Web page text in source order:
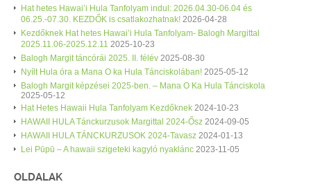
Hat hetes Hawai’i Hula Tanfolyam indul: 2026.04.30-06.04 és
06.25.-07.30. KEZDŐK is csatlakozhatnak! 2026-04-28
Kezdőknek Hat hetes Hawai’i Hula Tanfolyam- Balogh Margittal
2025.11.06-2025.12.11 2025-10-23
Balogh Margit táncórái 2025. II. félév 2025-08-30
Nyílt Hula óra a Mana O ka Hula Tánciskolában! 2025-05-12
Balogh Margit képzései 2025-ben. – Mana O Ka Hula Tánciskola
2025-05-12
Hat Hetes Hawaii Hula Tanfolyam Kezdőknek 2024-10-23
HAWAII HULA Tánckurzusok Margittal 2024-Ősz 2024-09-05
HAWAII HULA TÁNCKURZUSOK 2024-Tavasz 2024-01-13
Lei Pūpū – A hawaii szigeteki kagyló nyaklánc 2023-11-05
OLDALAK